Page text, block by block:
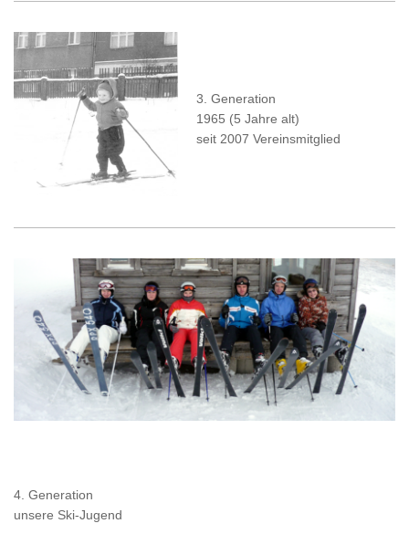
3. Generation
1965 (5 Jahre alt)
seit 2007 Vereinsmitglied
4. Generation
unsere Ski-Jugend